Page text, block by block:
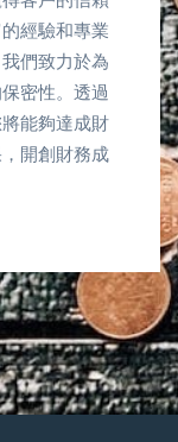
經驗和專業
們致力於為
密性。透過
能夠達成財
開創財務成